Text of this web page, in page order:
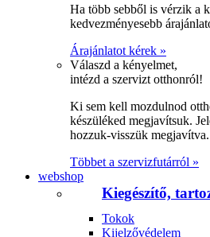
Ha több sebből is vérzik a
kedvezményesebb
Árajánlatot kérek »
Válaszd a kényelmet,
intézd a szervizt otthonról!
Ki sem kell mozdulnod
készüléked megjavítsuk.
hozzuk-visszük megjavítva.
Többet a szervizfutárról »
webshop
Kiegészítő,
Tokok
Kijelzővédelem